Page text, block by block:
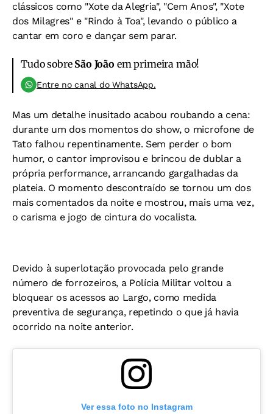
clássicos como "Xote da Alegria", "Cem Anos", "Xote
dos Milagres" e "Rindo à Toa", levando o público a
cantar em coro e dançar sem parar.
Tudo sobre São João em primeira mão!
Entre no canal do WhatsApp.
Mas um detalhe inusitado acabou roubando a cena:
durante um dos momentos do show, o microfone de
Tato falhou repentinamente. Sem perder o bom
humor, o cantor improvisou e brincou de dublar a
própria performance, arrancando gargalhadas da
plateia. O momento descontraído se tornou um dos
mais comentados da noite e mostrou, mais uma vez,
o carisma e jogo de cintura do vocalista.
Devido à superlotação provocada pelo grande
número de forrozeiros, a Polícia Militar voltou a
bloquear os acessos ao Largo, como medida
preventiva de segurança, repetindo o que já havia
ocorrido na noite anterior.
Ver essa foto no Instagram